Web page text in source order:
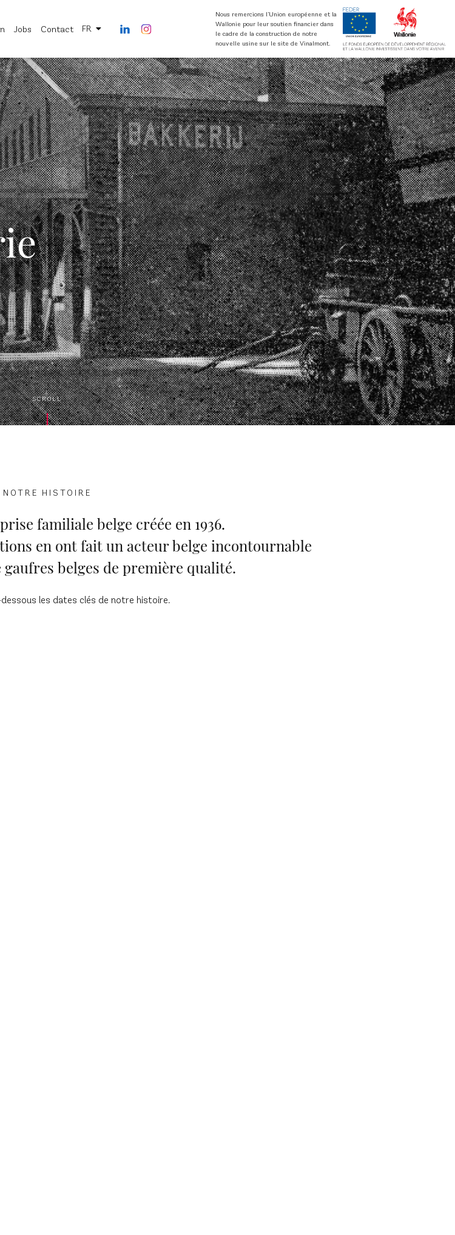
faire sur-mesure
Environnement
Nos engagements
Nos implantations
Certifications qualité
Jobs Contact FR
Nous remercions l’Union européenne et la
Wallonie pour leur soutien financier dans
le cadre de la construction de notre
nouvelle usine sur le site de Vinalmont.
SCROLL
NOTRE HISTOIRE
familiale belge créée en 1936.
en ont fait un acteur belge incontournable
belges de première qualité.
les dates clés de notre histoire.